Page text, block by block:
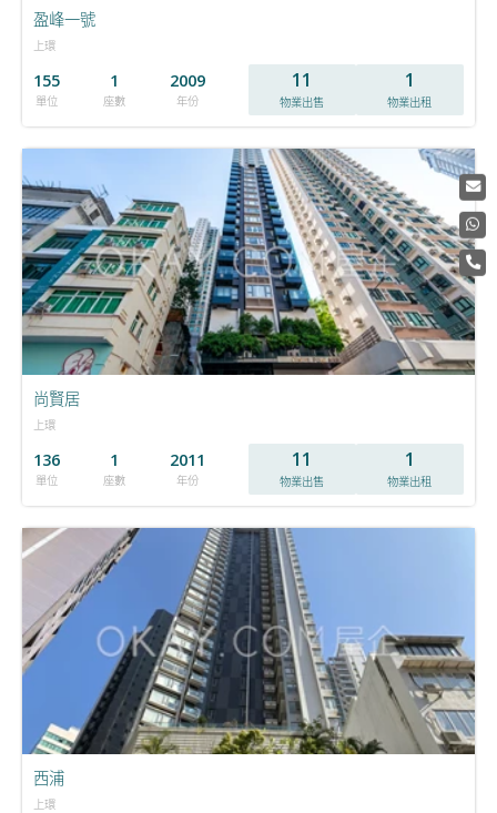
盈峰一號
上環
155
單位
1
座數
2009
年份
11
物業出售
1
物業出租
尚賢居
上環
136
單位
1
座數
2011
年份
11
物業出售
1
物業出租
西浦
上環